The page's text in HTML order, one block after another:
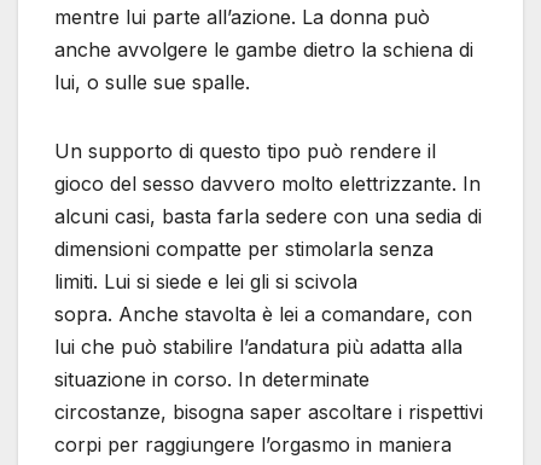
mentre lui parte all’azione. La donna può
anche avvolgere le gambe dietro la schiena di
lui, o sulle sue spalle.
Un supporto di questo tipo può rendere il
gioco del sesso davvero molto elettrizzante. In
alcuni casi, basta farla sedere con una sedia di
dimensioni compatte per stimolarla senza
limiti. Lui si siede e lei gli si scivola
sopra. Anche stavolta è lei a comandare, con
lui che può stabilire l’andatura più adatta alla
situazione in corso. In determinate
circostanze, bisogna saper ascoltare i rispettivi
corpi per raggiungere l’orgasmo in maniera